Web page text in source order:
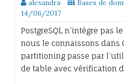
alexandra Bases de
14/06/2017
PostgreSQL n’intègre pas
nous le connaissons dans
partitioning passe par
de table avec vérification